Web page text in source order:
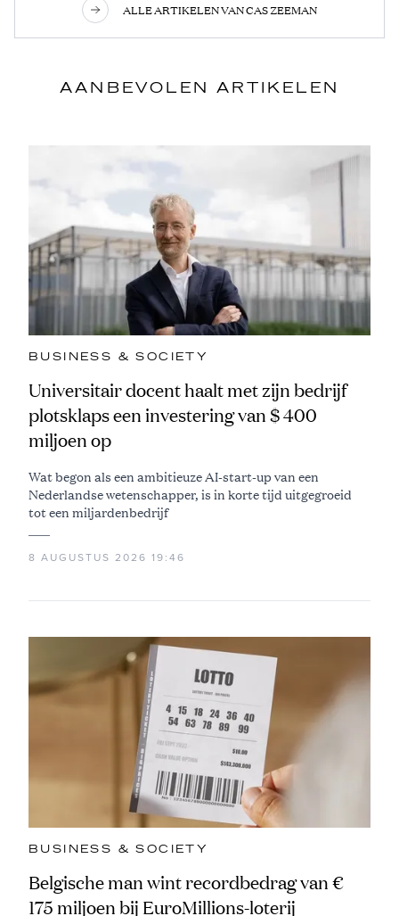
ALLE ARTIKELEN VAN CAS ZEEMAN
AANBEVOLEN ARTIKELEN
BUSINESS & SOCIETY
Universitair docent haalt met zijn bedrijf
plotsklaps een investering van $ 400
miljoen op
Wat begon als een ambitieuze AI-start-up van een
Nederlandse wetenschapper, is in korte tijd uitgegroeid
tot een miljardenbedrijf
8 AUGUSTUS 2026 19:46
BUSINESS & SOCIETY
Belgische man wint recordbedrag van €
175 miljoen bij EuroMillions-loterij